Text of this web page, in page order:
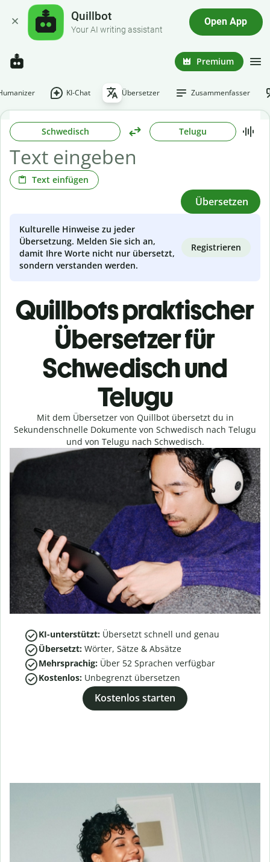
Quillbot
Your AI writing assistant
Open App
Premium
KI-Chat Übersetzer Zusammenfasser
Schwedisch Telugu
Text einfügen
Übersetzen
Kulturelle Hinweise zu jeder
Übersetzung. Melden Sie sich an,
damit Ihre Worte nicht nur übersetzt,
sondern verstanden werden.
Registrieren
Quillbots praktischer
Übersetzer für
Schwedisch und
Telugu
Mit dem Übersetzer von Quillbot übersetzt du in
Sekundenschnelle Dokumente von Schwedisch nach Telugu
und von Telugu nach Schwedisch.
KI-unterstützt: Übersetzt schnell und genau
Übersetzt: Wörter, Sätze & Absätze
Mehrsprachig: Über 52 Sprachen verfügbar
Kostenlos: Unbegrenzt übersetzen
Kostenlos starten